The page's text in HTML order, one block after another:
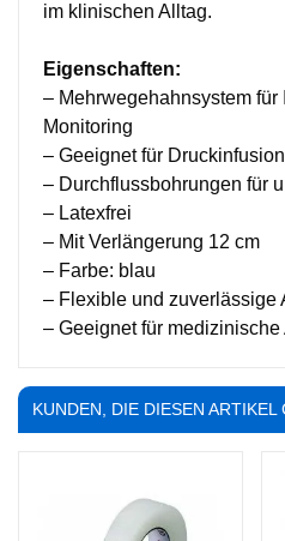
im klinischen Alltag.
Eigenschaften:
– Mehrwegehahnsystem für
Monitoring
– Geeignet für
– Durchflussbohrungen für
– Latexfrei
– Mit Verlängerung 12 cm
– Farbe: blau
– Flexible und zuverlässige
– Geeignet für
KUNDEN, DIE DIESEN